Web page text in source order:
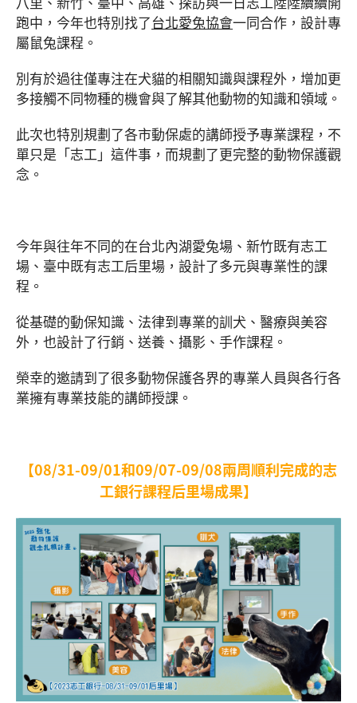
跑中，今年也特別找了台北愛兔協會一同合作，設計專
屬鼠兔課程。
別有於過往僅專注在犬貓的相關知識與課程外，增加更
多接觸不同物種的機會與了解其他動物的知識和領域。
此次也特別規劃了各市動保處的講師授予專業課程，不
單只是「志工」這件事，而規劃了更完整的動物保護觀
念。
今年與往年不同的在台北內湖愛兔場、新竹既有志工
場、臺中既有志工后里場，設計了多元與專業性的課
程。
從基礎的動保知識、法律到專業的訓犬、醫療與美容
外，也設計了行銷、送養、攝影、手作課程。
榮幸的邀請到了很多動物保護各界的專業人員與各行各
業擁有專業技能的講師授課。
【08/31-09/01和09/07-09/08兩周順利完成的志
工銀行課程后里場成果】